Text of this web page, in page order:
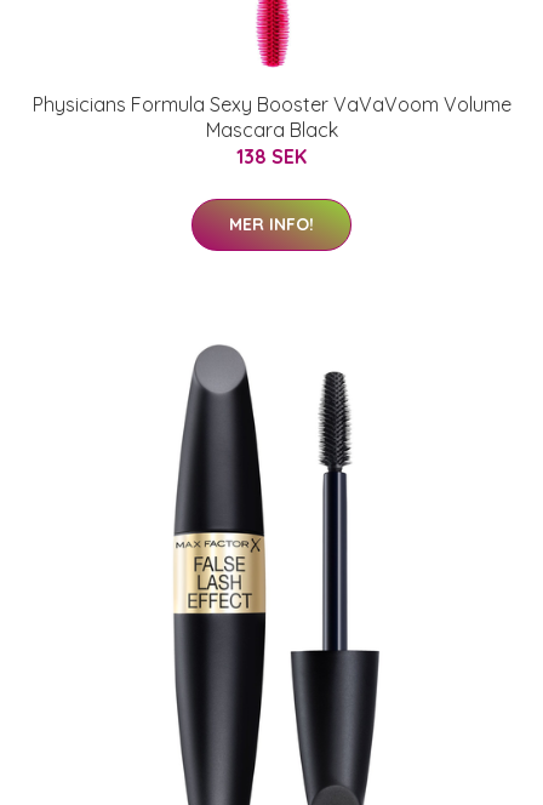
Physicians Formula Sexy Booster VaVaVoom Volume
Mascara Black
138 SEK
MER INFO!